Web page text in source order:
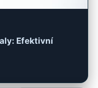
Efektivní